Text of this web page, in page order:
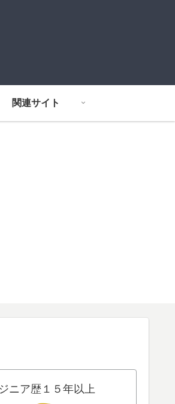
関連サイト
ニア歴１５年以上